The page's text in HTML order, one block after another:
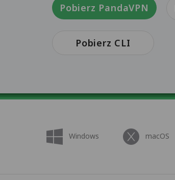
Pobierz PandaVPN
Pobierz CLI
Windows macOS